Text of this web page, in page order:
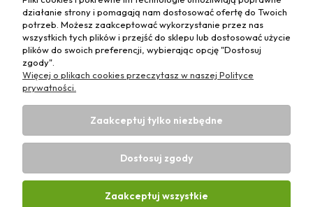
Płatności i dostawa
Informacje
O nas
Sklep rolniczy z częściami do maszyn E-ciągnik |
731 424 460| NIP: 5562573838 | REGON:
działanie strony i pomagają nam dostosować ofertę do Twoich
potrzeb. Możesz zaakceptować wykorzystanie przez nas
wszystkich tych plików i przejść do sklepu lub dostosować użycie
plików do swoich preferencji, wybierając opcję "Dostosuj
zgody".
Więcej o plikach cookies przeczytasz w naszej Polityce
prywatności.
Zaakceptuj tylko niezbędne
Dostosuj zgody
Zaakceptuj wszystkie